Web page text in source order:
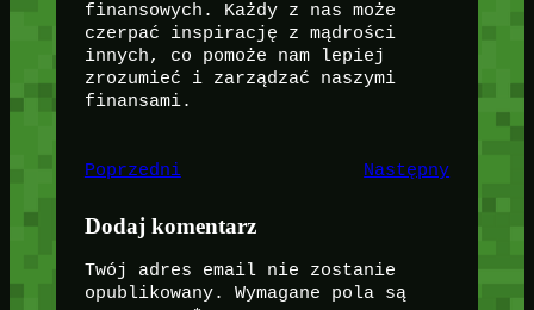
finansowych. Każdy z nas może
czerpać inspirację z mądrości
innych, co pomoże nam lepiej
zrozumieć i zarządzać naszymi
finansami.
Poprzedni Następny
Dodaj komentarz
Twój adres email nie zostanie
opublikowany.
Wymagane pola są